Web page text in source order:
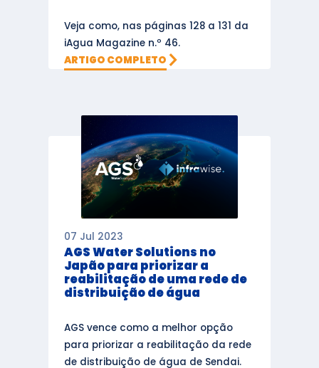
Veja como, nas páginas 128 a 131 da
iAgua Magazine n.º 46.
ARTIGO COMPLETO
07 Jul 2023
AGS Water Solutions no
Japão para priorizar a
reabilitação de uma rede de
distribuição de água
AGS vence como a melhor opção
para priorizar a reabilitação da rede
de distribuição de água de Sendai.